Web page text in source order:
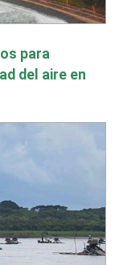
para
del aire en